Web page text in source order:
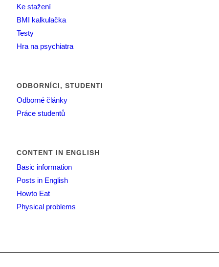
Ke stažení
BMI kalkulačka
Testy
Hra na psychiatra
ODBORNÍCI, STUDENTI
Odborné články
Práce studentů
CONTENT IN ENGLISH
Basic information
Posts in English
Howto Eat
Physical problems